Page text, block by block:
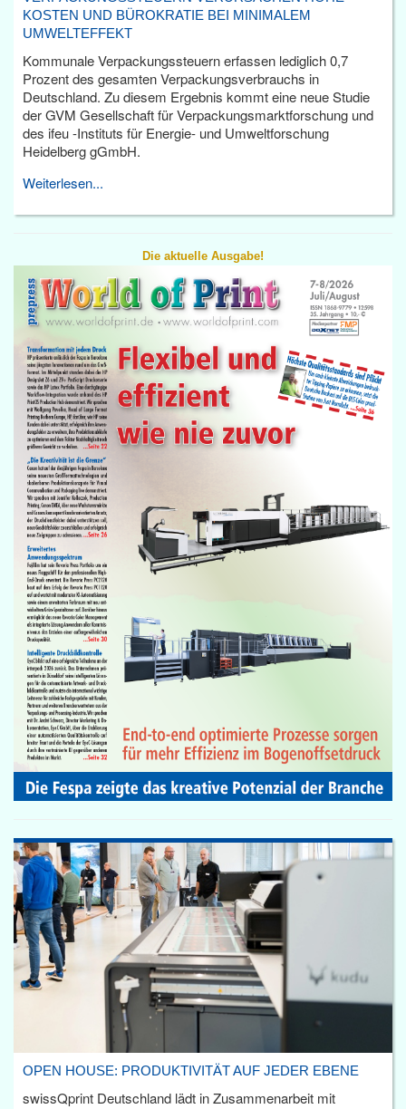
KOSTEN UND BÜROKRATIE BEI MINIMALEM
UMWELTEFFEKT
Kommunale Verpackungssteuern erfassen lediglich 0,7
Prozent des gesamten Verpackungsverbrauchs in
Deutschland. Zu diesem Ergebnis kommt eine neue Studie
der GVM Gesellschaft für Verpackungsmarktforschung und
des ifeu -Instituts für Energie- und Umweltforschung
Heidelberg gGmbH.
Weiterlesen...
Die aktuelle Ausgabe!
OPEN HOUSE: PRODUKTIVITÄT AUF JEDER EBENE
swissQprint Deutschland lädt in Zusammenarbeit mit